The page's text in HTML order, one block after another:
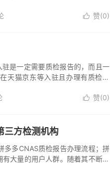
 赞(0)
是一定需要质检报告的，而且一
天猫京东等入驻且办理有质检报
 赞(0)
三方检测机构
CNAS质检报告办理流程；拼
大量的用户人群。随着其不断壮